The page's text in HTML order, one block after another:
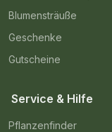
Blumensträuße
Geschenke
Gutscheine
Service & Hilfe
Pflanzenfinder